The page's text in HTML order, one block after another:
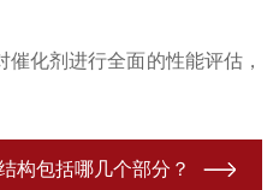
化剂进行全面的性能评估，
构包括哪几个部分？